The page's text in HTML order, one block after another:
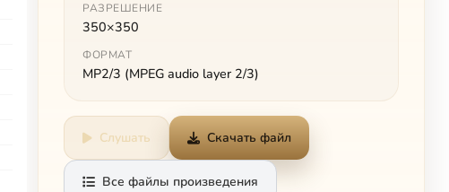
РАЗРЕШЕНИЕ
350×350
ФОРМАТ
MP2/3 (MPEG audio layer 2/3)
Слушать Скачать файл
Все файлы произведения